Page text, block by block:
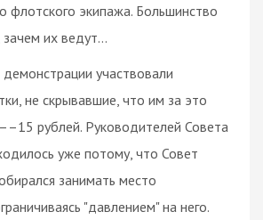
флотского экипажа. Большинство
их ведут…
участвовали
не скрывавшие, что им за это
рублей. Руководителей Совета
уже потому, что Совет
занимать место
"давлением" на него.